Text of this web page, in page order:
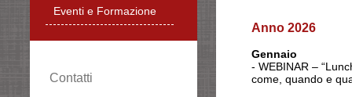
Anno 2026
Gennaio
- WEBINAR –
come, quando e
Eventi e Formazione
Contatti